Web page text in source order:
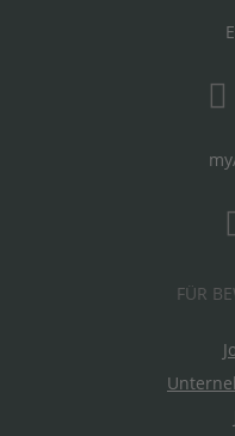
FÜR